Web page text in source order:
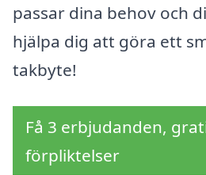
passar dina behov och
hjälpa dig att göra ett
takbyte!
Få 3 erbjudanden,
förpliktelser